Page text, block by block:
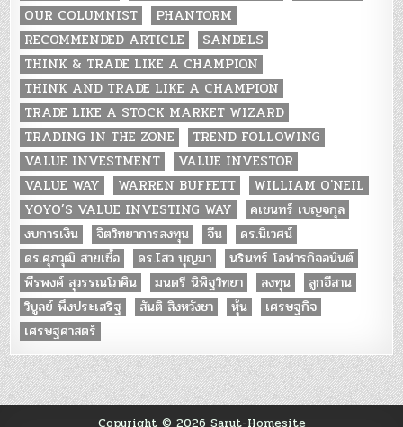
OUR COLUMNIST
PHANTORM
RECOMMENDED ARTICLE
SANDELS
THINK & TRADE LIKE A CHAMPION
THINK AND TRADE LIKE A CHAMPION
TRADE LIKE A STOCK MARKET WIZARD
TRADING IN THE ZONE
TREND FOLLOWING
VALUE INVESTMENT
VALUE INVESTOR
VALUE WAY
WARREN BUFFETT
WILLIAM O'NEIL
YOYO’S VALUE INVESTING WAY
คเชนทร์ เบญจกุล
งบการเงิน
จิตวิทยาการลงทุน จีน
ดร.นิเวศน์
ดร.ศุภวุฒิ สายเชื้อ
ดร.ไสว บุญมา
นรินทร์ โอฬารกิจอนันต์
พีรพงศ์ สุวรรณโภคิน
มนตรี นิพิฐวิทยา ลงทุน
ลูกอีสาน
วิบูลย์ พึงประเสริฐ
สันติ สิงหวังชา หุ้น
เศรษฐกิจ
เศรษฐศาสตร์
Copyright © 2026 Sarut-Homesite